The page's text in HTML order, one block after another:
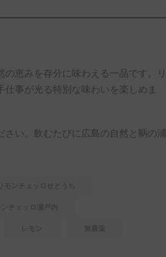
恵みを存分に味わえる一品です。リ
事が光る特別な味わいを楽しめま
い。飲むたびに広島の自然と鞆の浦
モンチェッロせとうち
ンチェッロ瀬戸内
レモン 無農薬